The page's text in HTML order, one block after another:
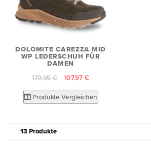
DOLOMITE CAREZZA MID
WP LEDERSCHUH FÜR
DAMEN
179,95 € 107,97 €
Produkte Vergleichen
13 Produkte